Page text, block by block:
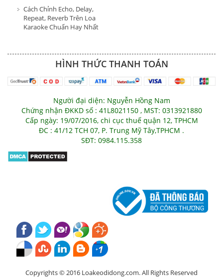
Cách Chỉnh Echo, Delay,
Repeat, Reverb Trên Loa
Karaoke Chuẩn Hay Nhất
HÌNH THỨC THANH TOÁN
Người đại diện: Nguyễn Hồng Nam
Chứng nhận ĐKKD số : 41L8021150 , MST: 0313921880
Cấp ngày: 19/07/2016, chi cục thuế quận 12, TPHCM
ĐC : 41/12 TCH 07, P. Trung Mỹ Tây,TPHCM .
SĐT: 0984.115.358
Copyrights © 2016 Loakeodidong.com. All Rights Reserved